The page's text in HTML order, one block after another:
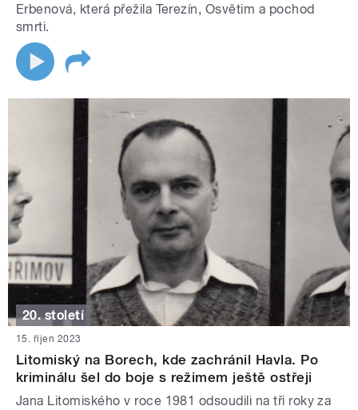
Erbenová, která přežila Terezín, Osvětim a pochod
smrti.
20. století
15. říjen 2023
Litomiský na Borech, kde zachránil Havla. Po
kriminálu šel do boje s režimem ještě ostřeji
Jana Litomiského v roce 1981 odsoudili na tři roky za